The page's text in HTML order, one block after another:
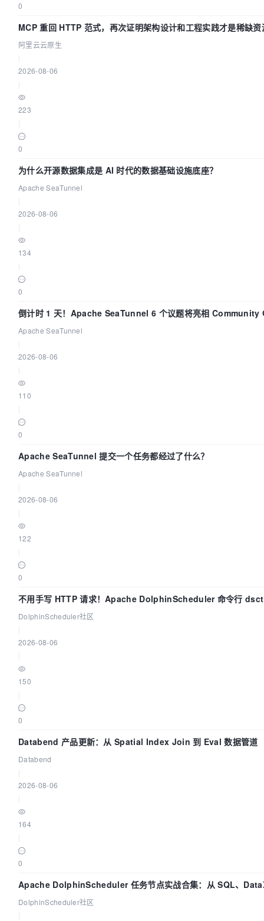
0
MCP 重回 HTTP 范式，再次证明架构设计和工程实践才是稀缺资
阿里云云原生
2026-08-06
223
0
为什么开源数据集成是 AI 时代的数据基础设施底座？
Apache SeaTunnel
2026-08-06
134
0
倒计时 1 天！Apache SeaTunnel 6 个议题将亮相 Community
Code Asia 2026
Apache SeaTunnel
2026-08-06
110
0
Apache SeaTunnel 提交一个任务都经过了什么？
Apache SeaTunnel
2026-08-06
122
0
不用手写 HTTP 请求！Apache DolphinScheduler 命令行
上手
DolphinScheduler社区
2026-08-06
150
0
Databend 产品更新：从 Spatial Index Join 到 Eval 数据管道
Databend
2026-08-06
164
0
Apache DolphinScheduler 任务节点实战合集：从 SQL、
Spark、Flink 一次配置全打通
DolphinScheduler社区